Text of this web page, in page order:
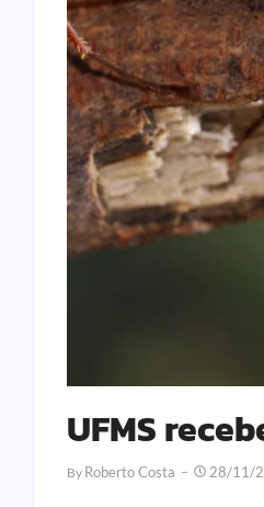
UFMS
By Roberto Costa 28/11/